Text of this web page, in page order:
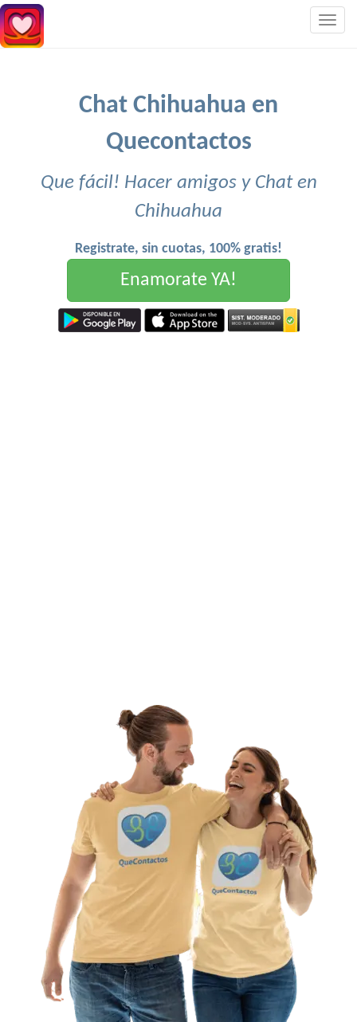
Chat Chihuahua en
Quecontactos
Que fácil! Hacer amigos y Chat en
Chihuahua
Registrate, sin cuotas, 100% gratis!
Enamorate YA!